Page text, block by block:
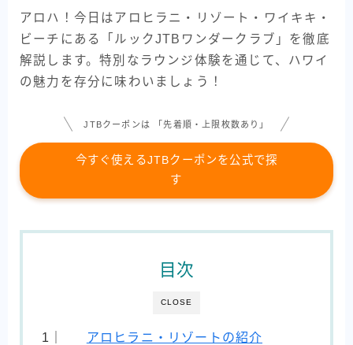
アロハ！今日はアロヒラニ・リゾート・ワイキキ・
ビーチにある「ルックJTBワンダークラブ」を徹底
解説します。特別なラウンジ体験を通じて、ハワイ
の魅力を存分に味わいましょう！
JTBクーポンは 「先着順・上限枚数あり」
今すぐ使えるJTBクーポンを公式で探
す
CLOSE
目次
アロヒラニ・リゾートの紹介